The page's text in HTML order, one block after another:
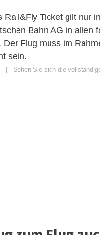
Rail&Fly Ticket gilt nur
Bahn AG in allen
Der Flug muss im
sein.
Sehen Sie sich die